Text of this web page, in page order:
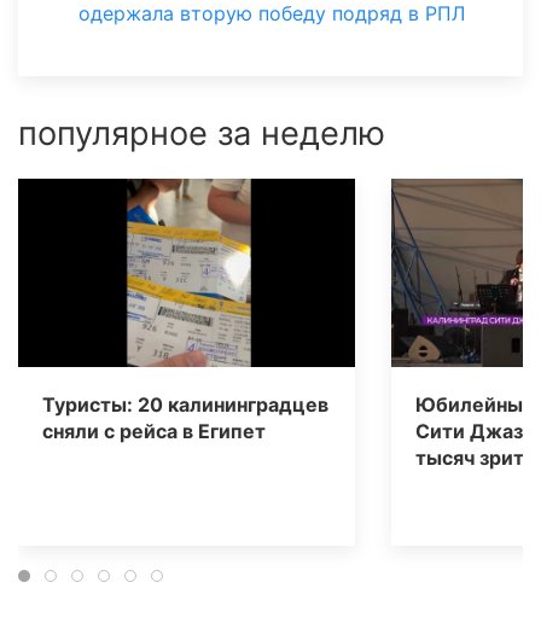
одержала вторую победу подряд в РПЛ
популярное за неделю
Туристы: 20 калининградцев
сняли с рейса в Египет
Юбилейный
Сити Джаз»
тысяч